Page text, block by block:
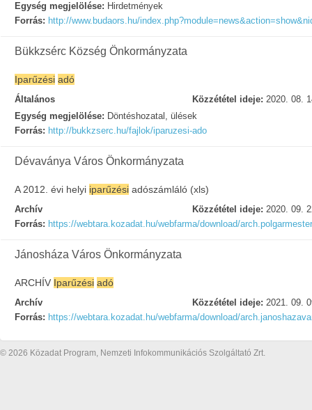
Egység megjelölése: Hirdetmények
Forrás: http://www.budaors.hu/
Bükkzsérc Község Önkormányzata
Iparűzési adó
Általános Közzététel ideje: 2020. 08.
Egység megjelölése: Döntéshozatal, ülések
Forrás: http://bukkzserc.hu/fajlok/iparuzesi-ado
Dévaványa Város Önkormányzata
A 2012. évi helyi iparűzési adószámláló (xls)
Archív Közzététel ideje: 2020. 09.
Forrás: https://webtara.kozadat.hu/webfarma/download/
Jánosháza Város Önkormányzata
ARCHÍV Iparűzési adó
Archív Közzététel ideje: 2021. 09.
Forrás: https://webtara.kozadat.hu/webfarma/download/
© 2026 Közadat Program, Nemzeti Infokommunikációs Szolgáltató Zrt.